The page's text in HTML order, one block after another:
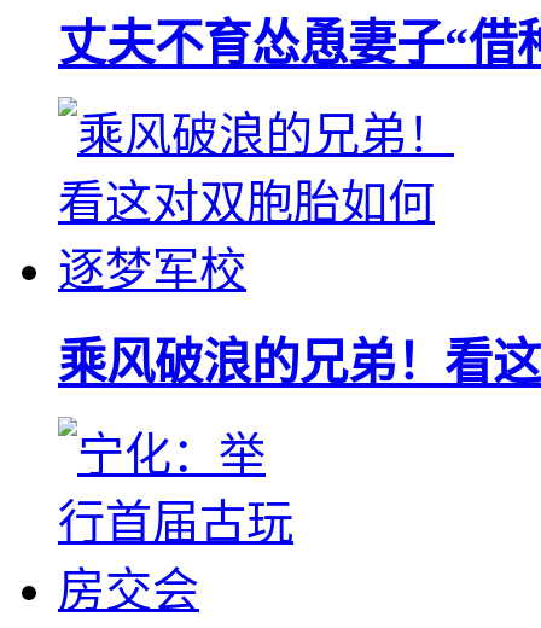
丈夫不育怂恿妻子“借
乘风破浪的兄弟！看